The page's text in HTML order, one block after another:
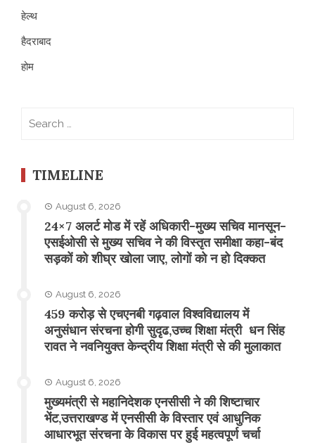
हेल्थ
हैदराबाद
होम
TIMELINE
August 6, 2026
24×7 अलर्ट मोड में रहें अधिकारी-मुख्य सचिव मानसून-
एसईओसी से मुख्य सचिव ने की विस्तृत समीक्षा कहा-बंद
सड़कों को शीघ्र खोला जाए, लोगों को न हो दिक्कत
August 6, 2026
459 करोड़ से एचएनबी गढ़वाल विश्वविद्यालय में
अनुसंधान संरचना होगी सुदृढ,उच्च शिक्षा मंत्री धन सिंह
रावत ने नवनियुक्त केन्द्रीय शिक्षा मंत्री से की मुलाकात
August 6, 2026
मुख्यमंत्री से महानिदेशक एनसीसी ने की शिष्टाचार
भेंट,उत्तराखण्ड में एनसीसी के विस्तार एवं आधुनिक
आधारभूत संरचना के विकास पर हुई महत्वपूर्ण चर्चा